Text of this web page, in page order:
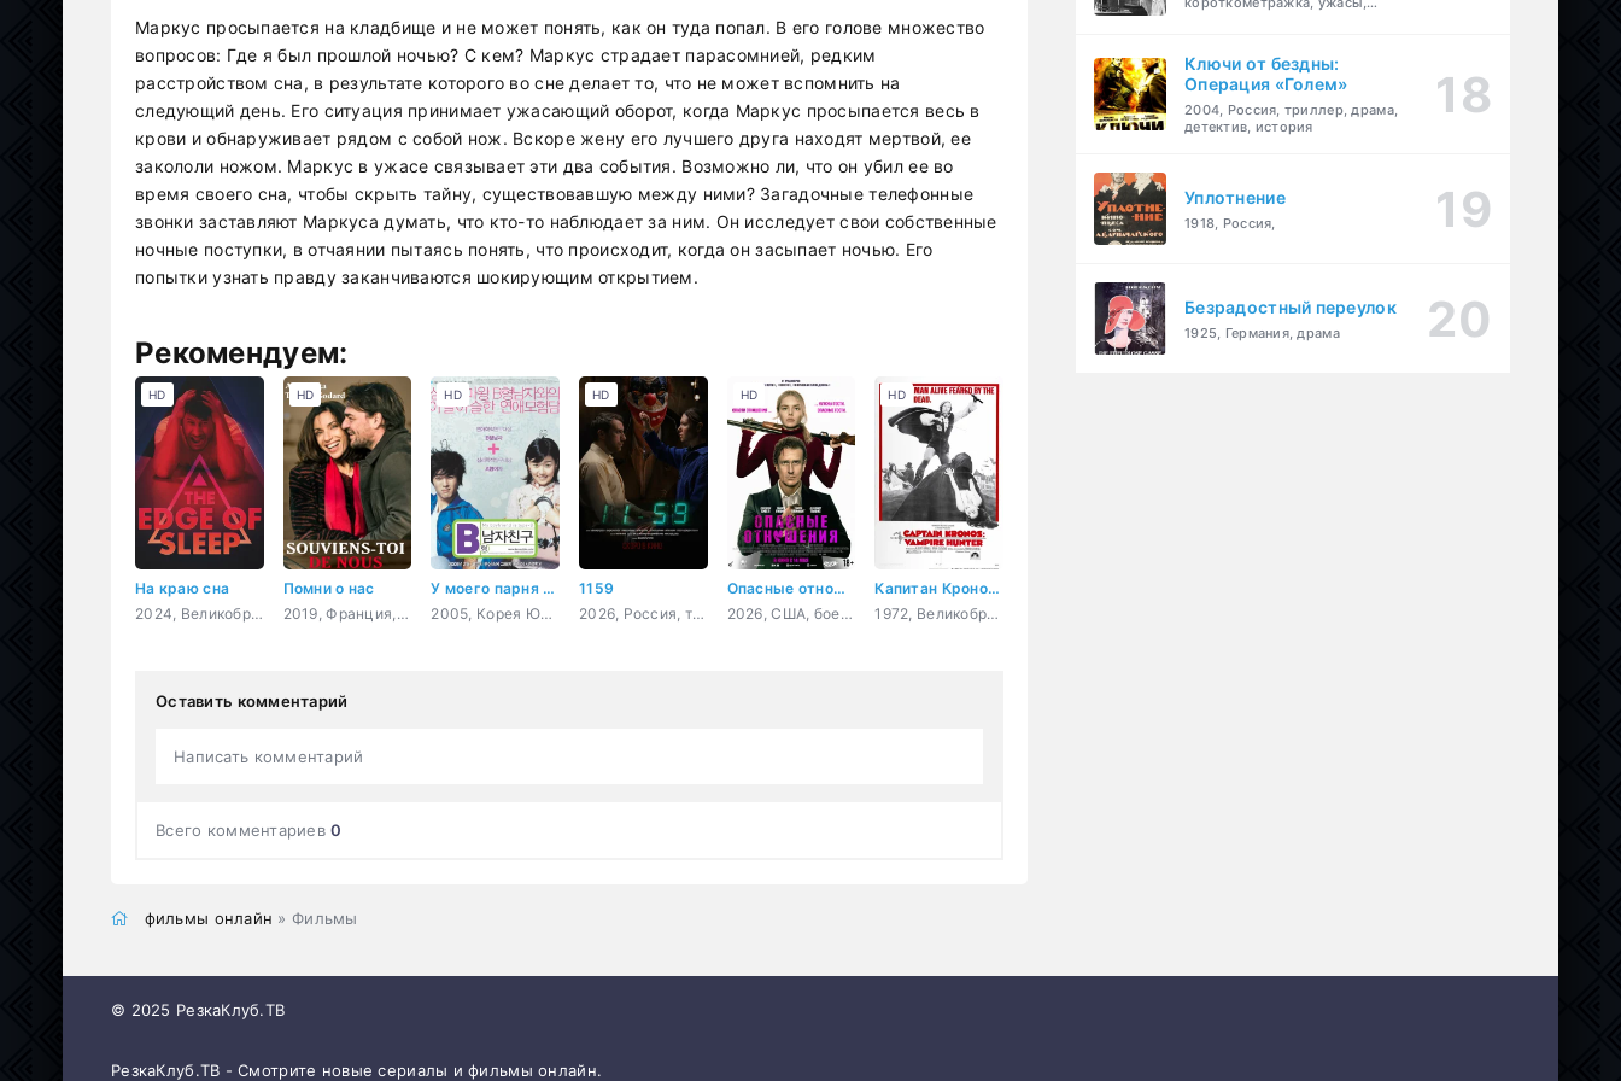
Маркус просыпается на кладбище и не может понять, как он туда попал. В его голове множество
вопросов: Где я был прошлой ночью? С кем? Маркус страдает парасомнией, редким
расстройством сна, в результате которого во сне делает то, что не может вспомнить на
следующий день. Его ситуация принимает ужасающий оборот, когда Маркус просыпается весь в
крови и обнаруживает рядом с собой нож. Вскоре жену его лучшего друга находят мертвой, ее
закололи ножом. Маркус в ужасе связывает эти два события. Возможно ли, что он убил ее во
время своего сна, чтобы скрыть тайну, существовавшую между ними? Загадочные телефонные
звонки заставляют Маркуса думать, что кто-то наблюдает за ним. Он исследует свои собственные
ночные поступки, в отчаянии пытаясь понять, что происходит, когда он засыпает ночью. Его
попытки узнать правду заканчиваются шокирующим открытием.
Рекомендуем:
На краю сна
2024, Великобритания, США, Канада, триллер, детектив
HD
Помни о нас
2019, Франция, драма
HD
У моего парня 3-я группа крови
2005, Корея Южная, мелодрама, комедия
HD
1159
2026, Россия, триллер, детектив, криминал
HD
Опасные отношения
2026, США, боевик, триллер, комедия
HD
Капитан Кронос: Охотник на вампиров
1972, Великобритания, ужасы, детектив, приключения
HD
Оставить комментарий
Написать комментарий
Всего комментариев0
фильмы онлайн » Фильмы
Ключи от бездны:
Операция «Голем»
2004, Россия, триллер, драма,
детектив, история
Уплотнение
1918, Россия,
Безрадостный переулок
1925, Германия, драма
© 2025 РезкаКлуб.ТВ
РезкаКлуб.ТВ - Смотрите новые сериалы и фильмы онлайн.